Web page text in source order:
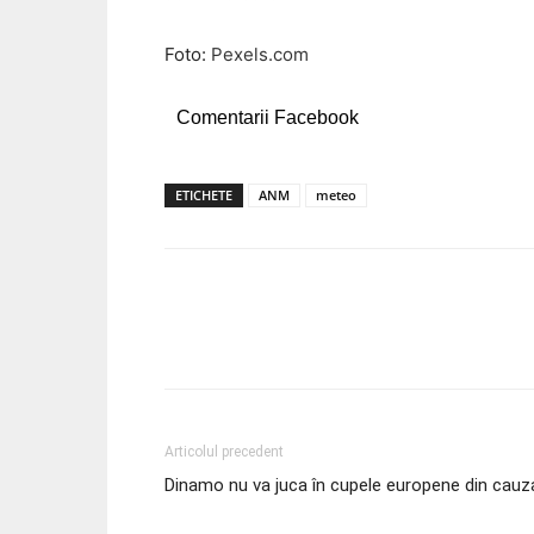
Foto: Pexels.com
Comentarii Facebook
ETICHETE ANM meteo
Articolul precedent
Dinamo nu va juca în cupele europene din